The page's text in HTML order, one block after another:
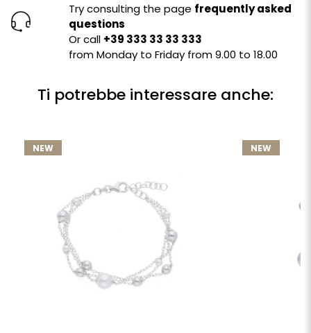
Try consulting the page frequently asked
questions
Or call +39 333 33 33 333
from Monday to Friday from 9.00 to 18.00
Ti potrebbe interessare anche:
NEW NEW